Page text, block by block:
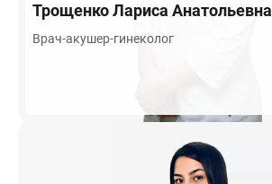
ТрощенкоЛариса Анатольевна
Врач-акушер-гинеколог